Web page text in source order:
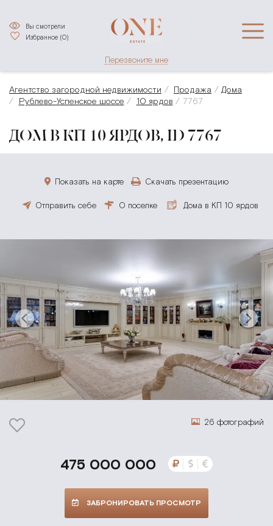
Избранное (0)
Вы смотрели
Перезвоните мне
Агентство загородной недвижимости Продажа
Дома
Рублево-Успенское шоссе
10 ярдов 7767
ДОМ В КП 10 ЯРДОВ, ID 7767
Показать на карте Скачать презентацию
Отправить себе О поселке Дома в КП 10 ярдов
26 фотографий
475 000 000
ЗАБРОНИРОВАТЬ ПРОСМОТР